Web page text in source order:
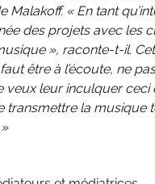
« En tant
des projets avec les
», raconte-t-il.
être à l’écoute, ne
veux leur inculquer
la musique